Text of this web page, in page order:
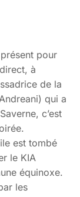
pour
à
de la
qui a
c’est
est tombé
le KIA
équinoxe.
les